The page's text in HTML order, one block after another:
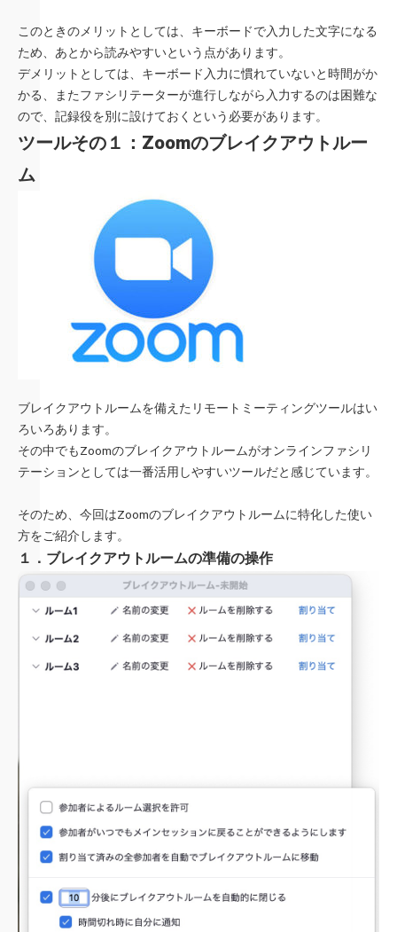
このときのメリットとしては、キーボードで入力した文字になる
ため、あとから読みやすいという点があります。
デメリットとしては、キーボード入力に慣れていないと時間がか
かる、またファシリテーターが進行しながら入力するのは困難な
ので、記録役を別に設けておくという必要があります。
ツールその１：Zoomのブレイクアウトルー
ム
ブレイクアウトルームを備えたリモートミーティングツールはい
ろいろあります。
その中でもZoomのブレイクアウトルームがオンラインファシリ
テーションとしては一番活用しやすいツールだと感じています。
そのため、今回はZoomのブレイクアウトルームに特化した使い
方をご紹介します。
１．ブレイクアウトルームの準備の操作